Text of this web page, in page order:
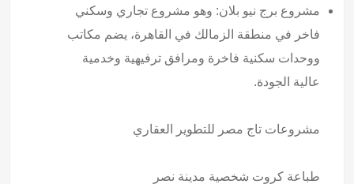
مشروع برج نيو بلان: وهو مشروع تجاري وسكني
فاخر في منطقة الزمالك في القاهرة، يضم مكاتب
ووحدات سكنية فاخرة ومرافق ترفيهية وخدمية
عالية الجودة.
مشروعات تاج مصر للتطوير العقاري
طباعة كروت شخصية مدينة نصر